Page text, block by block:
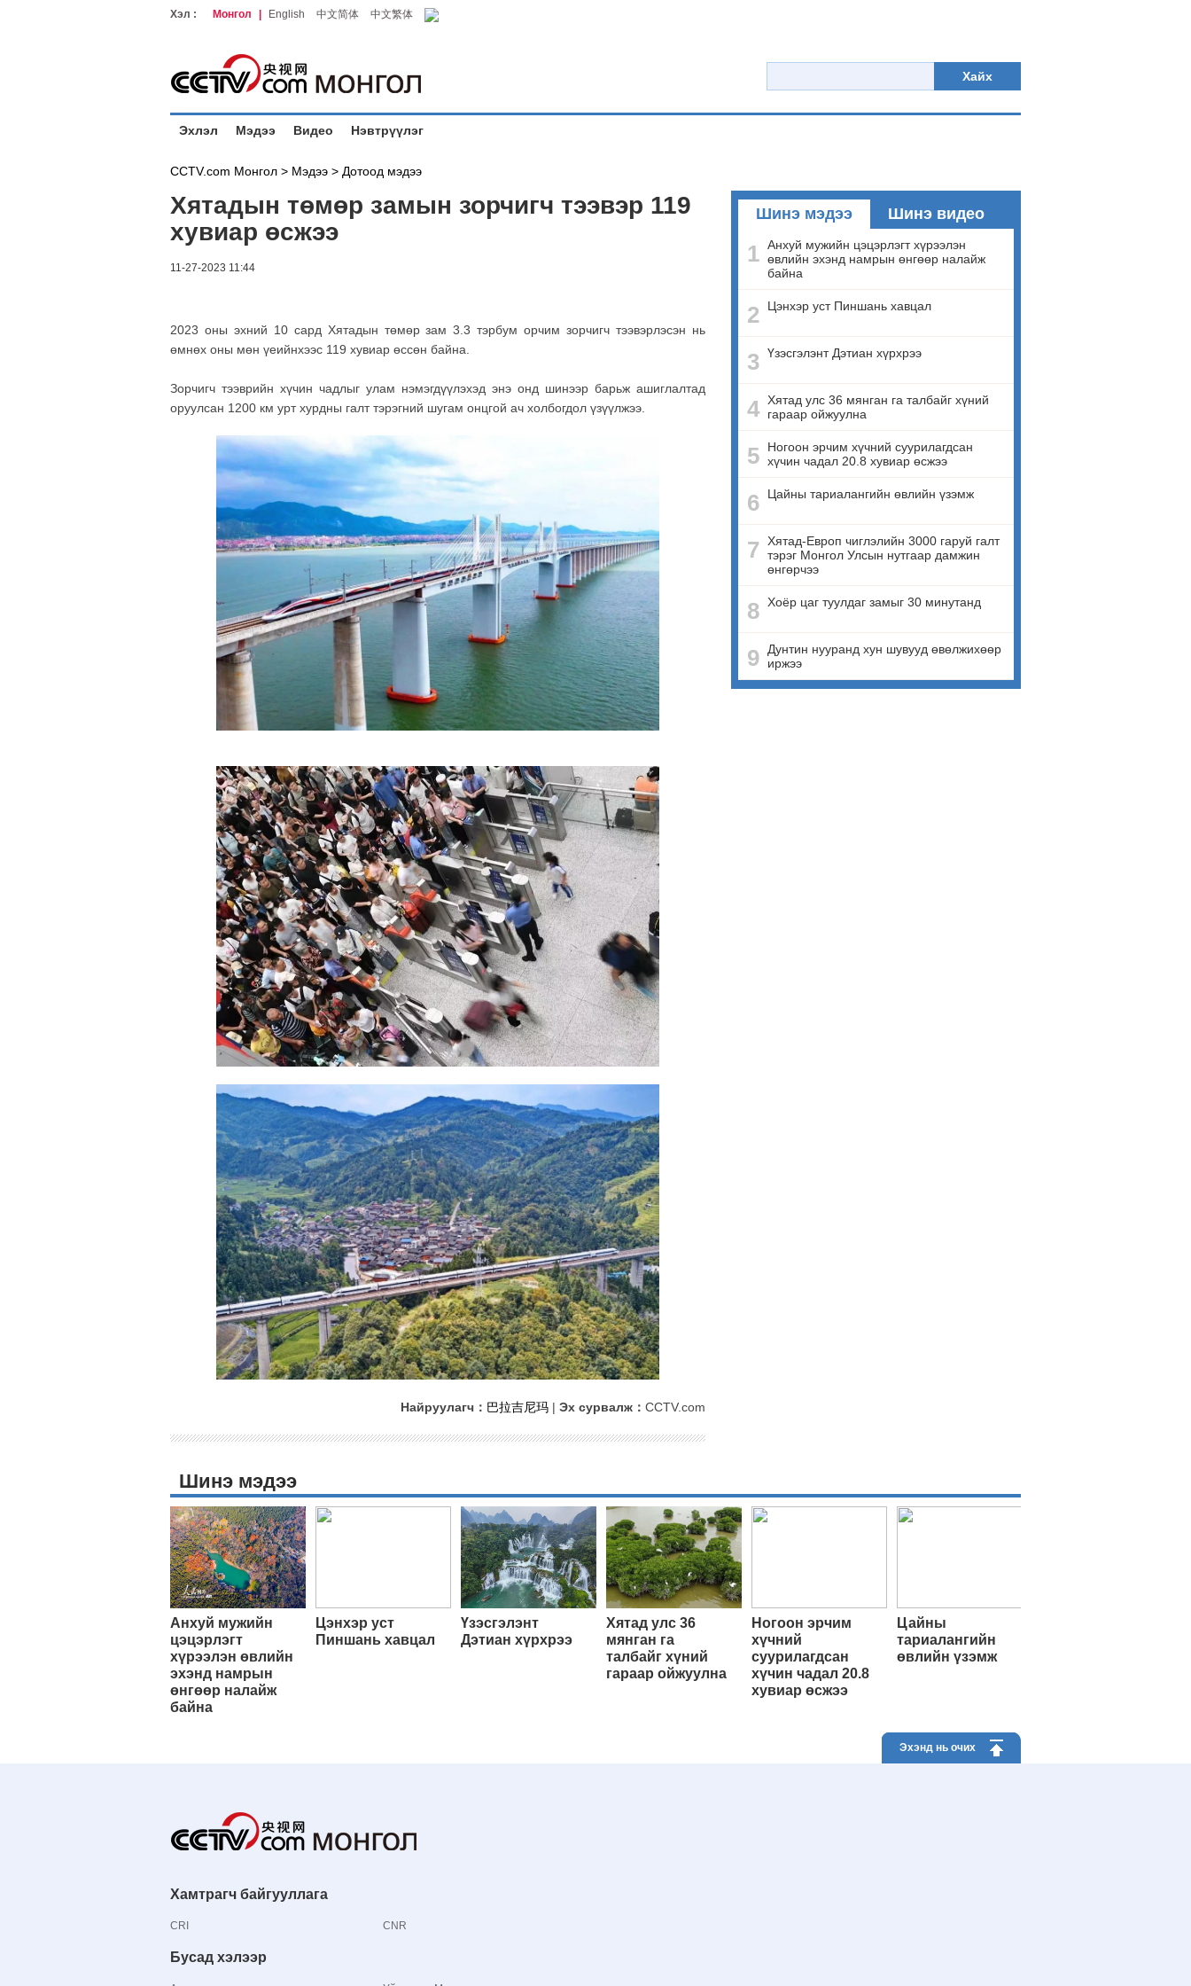
Хэл : Монгол English 中文简体 中文繁体
Хайх
Эхлэл Мэдээ Видео Нэвтрүүлэг
CCTV.com Монгол > Мэдээ > Дотоод мэдээ
Хятадын төмөр замын зорчигч тээвэр 119
хувиар өсжээ
11-27-2023 11:44
2023 оны эхний 10 сард Хятадын төмөр зам 3.3 тэрбум орчим зорчигч тээвэрлэсэн нь
өмнөх оны мөн үеийнхээс 119 хувиар өссөн байна.
Зорчигч тээврийн хүчин чадлыг улам нэмэгдүүлэхэд энэ онд шинээр барьж ашиглалтад
оруулсан 1200 км урт хурдны галт тэрэгний шугам онцгой ач холбогдол үзүүлжээ.
Найруулагч： 巴拉吉尼玛 | Эх сурвалж： CCTV.com
Шинэ мэдээ Шинэ видео
1 Анхуй мужийн цэцэрлэгт хүрээлэн
өвлийн эхэнд намрын өнгөөр налайж
байна
2 Цэнхэр уст Пиншань хавцал
3 Үзэсгэлэнт Дэтиан хүрхрээ
4 Хятад улс 36 мянган га талбайг хүний
гараар ойжуулна
5
Ногоон эрчим хүчний суурилагдсан
хүчин чадал 20.8 хувиар өсжээ
6 Цайны тариалангийн өвлийн үзэмж
7
Хятад-Европ чиглэлийн 3000 гаруй галт
тэрэг Монгол Улсын нутгаар дамжин
өнгөрчээ
8 Хоёр цаг туулдаг замыг 30 минутанд
9
Дунтин нууранд хун шувууд өвөлжихөөр
иржээ
Шинэ мэдээ
Анхуй мужийн
цэцэрлэгт
хүрээлэн өвлийн
эхэнд намрын
өнгөөр налайж
байна
Цэнхэр уст
Пиншань хавцал
Үзэсгэлэнт
Дэтиан хүрхрээ
Хятад улс 36
мянган га
талбайг хүний
гараар ойжуулна
Ногоон эрчим
хүчний
суурилагдсан
хүчин чадал 20.8
хувиар өсжээ
Цайны
тариалангийн
өвлийн үзэмж
Эхэнд нь очих
Хамтрагч байгууллага
CRI CNR
Бусад хэлээр